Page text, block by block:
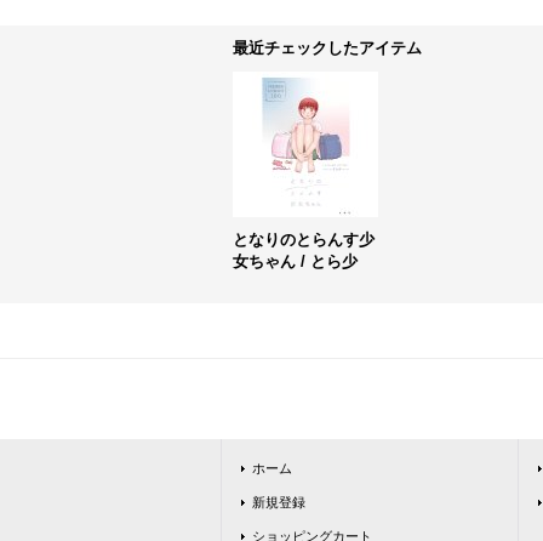
最近チェックしたアイテム
となりのとらんす少
女ちゃん / とら少
ホーム
新規登録
ショッピングカート